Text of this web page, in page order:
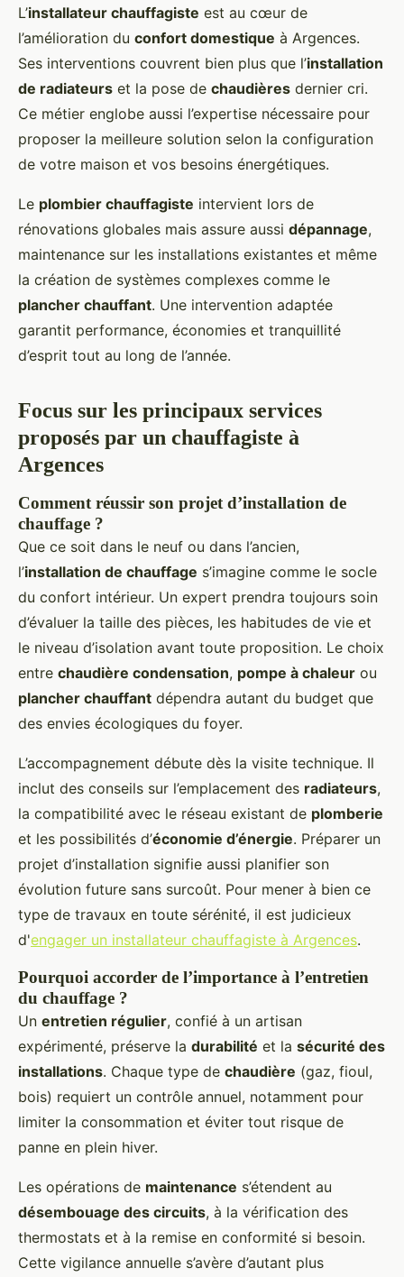
L’installateur chauffagiste est au cœur de
l’amélioration du confort domestique à Argences.
Ses interventions couvrent bien plus que l’installation
de radiateurs et la pose de chaudières dernier cri.
Ce métier englobe aussi l’expertise nécessaire pour
proposer la meilleure solution selon la configuration
de votre maison et vos besoins énergétiques.
Le plombier chauffagiste intervient lors de
rénovations globales mais assure aussi dépannage,
maintenance sur les installations existantes et même
la création de systèmes complexes comme le
plancher chauffant. Une intervention adaptée
garantit performance, économies et tranquillité
d’esprit tout au long de l’année.
Focus sur les principaux services
proposés par un chauffagiste à
Argences
Comment réussir son projet d’installation de
chauffage ?
Que ce soit dans le neuf ou dans l’ancien,
l’installation de chauffage s’imagine comme le socle
du confort intérieur. Un expert prendra toujours soin
d’évaluer la taille des pièces, les habitudes de vie et
le niveau d’isolation avant toute proposition. Le choix
entre chaudière condensation, pompe à chaleur ou
plancher chauffant dépendra autant du budget que
des envies écologiques du foyer.
L’accompagnement débute dès la visite technique. Il
inclut des conseils sur l’emplacement des radiateurs,
la compatibilité avec le réseau existant de plomberie
et les possibilités d’économie d’énergie. Préparer un
projet d’installation signifie aussi planifier son
évolution future sans surcoût. Pour mener à bien ce
type de travaux en toute sérénité, il est judicieux
d'engager un installateur chauffagiste à Argences.
Pourquoi accorder de l’importance à l’entretien
du chauffage ?
Un entretien régulier, confié à un artisan
expérimenté, préserve la durabilité et la sécurité des
installations. Chaque type de chaudière (gaz, fioul,
bois) requiert un contrôle annuel, notamment pour
limiter la consommation et éviter tout risque de
panne en plein hiver.
Les opérations de maintenance s’étendent au
désembouage des circuits, à la vérification des
thermostats et à la remise en conformité si besoin.
Cette vigilance annuelle s’avère d’autant plus